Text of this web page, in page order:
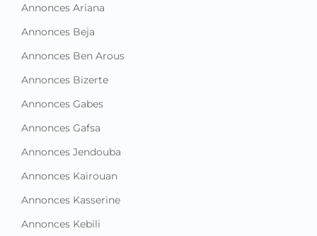
Annonces Ariana
Annonces Beja
Annonces Ben Arous
Annonces Bizerte
Annonces Gabes
Annonces Gafsa
Annonces Jendouba
Annonces Kairouan
Annonces Kasserine
Annonces Kebili